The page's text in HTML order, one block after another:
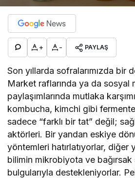
+ - PAYLAŞ
Son yıllarda sofralarımızda bir
Market raflarında ya da sosyal
paylaşımlarında mutlaka
kombucha, kimchi gibi fermente
sadece “farklı bir tat” değil;
aktörleri. Bir yandan eskiye
yöntemleri hatırlatıyorlar, diğer
bilimin mikrobiyota ve bağırsak
bulgularıyla destekleniyorlar.